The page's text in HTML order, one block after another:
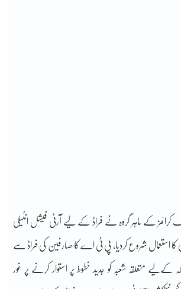
کرائمز کے ماہر گروہ نے فراڈ کے لیے آرٹی فیشل انٹیلی
کا استعمال شروع کردیا، پی ٹی اے کا صارفین کی فراڈ سے
کےلیے متعلقہ شعبہ کو جدید خطوط پر استوار کرنے پر غور